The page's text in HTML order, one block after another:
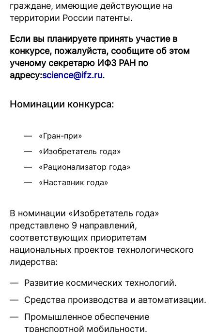
граждане, имеющие действующие на
территории России патенты.
Если вы планируете принять участие в
конкурсе, пожалуйста, сообщите об этом
ученому секретарю ИФЗ РАН по
адресу:science@ifz.ru.
Номинации конкурса:
«Гран-при»
«Изобретатель года»
«Рационализатор года»
«Наставник года»
В номинации «Изобретатель года»
представлено 9 направлений,
соответствующих приоритетам
национальных проектов технологического
лидерства:
Развитие космических технологий.
Средства производства и автоматизации.
Промышленное обеспечение
транспортной мобильности.